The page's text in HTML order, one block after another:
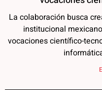
La colaboración busca
institucional
vocaciones científico-